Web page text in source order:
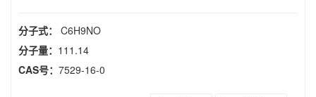
分子式： C6H9NO
分子量： 111.14
CAS号： 7529-16-0